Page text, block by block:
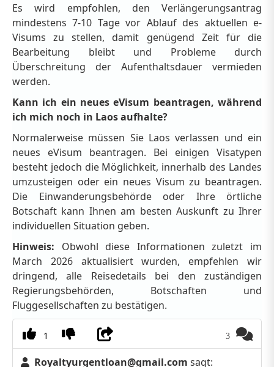
Es wird empfohlen, den Verlängerungsantrag
mindestens 7-10 Tage vor Ablauf des aktuellen e-
Visums zu stellen, damit genügend Zeit für die
Bearbeitung bleibt und Probleme durch
Überschreitung der Aufenthaltsdauer vermieden
werden.
Kann ich ein neues eVisum beantragen, während
ich mich noch in Laos aufhalte?
Normalerweise müssen Sie Laos verlassen und ein
neues eVisum beantragen. Bei einigen Visatypen
besteht jedoch die Möglichkeit, innerhalb des Landes
umzusteigen oder ein neues Visum zu beantragen.
Die Einwanderungsbehörde oder Ihre örtliche
Botschaft kann Ihnen am besten Auskunft zu Ihrer
individuellen Situation geben.
Hinweis: Obwohl diese Informationen zuletzt im
March 2026 aktualisiert wurden, empfehlen wir
dringend, alle Reisedetails bei den zuständigen
Regierungsbehörden, Botschaften und
Fluggesellschaften zu bestätigen.
1 3
Royaltyurgentloan@gmail.com sagt: